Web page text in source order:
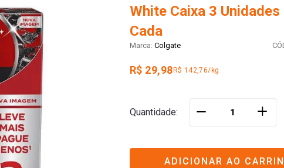
White Caixa 3 Unidades
Cada
Colgate
R$ 29,98R$ 142,76/kg
Quantidade ＋
ADICIONAR AO